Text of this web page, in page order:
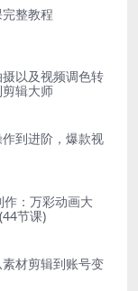
整教程
以及视频调色转
辑大师
到进阶，爆款视
：万彩动画大
节课)
材剪辑到账号变